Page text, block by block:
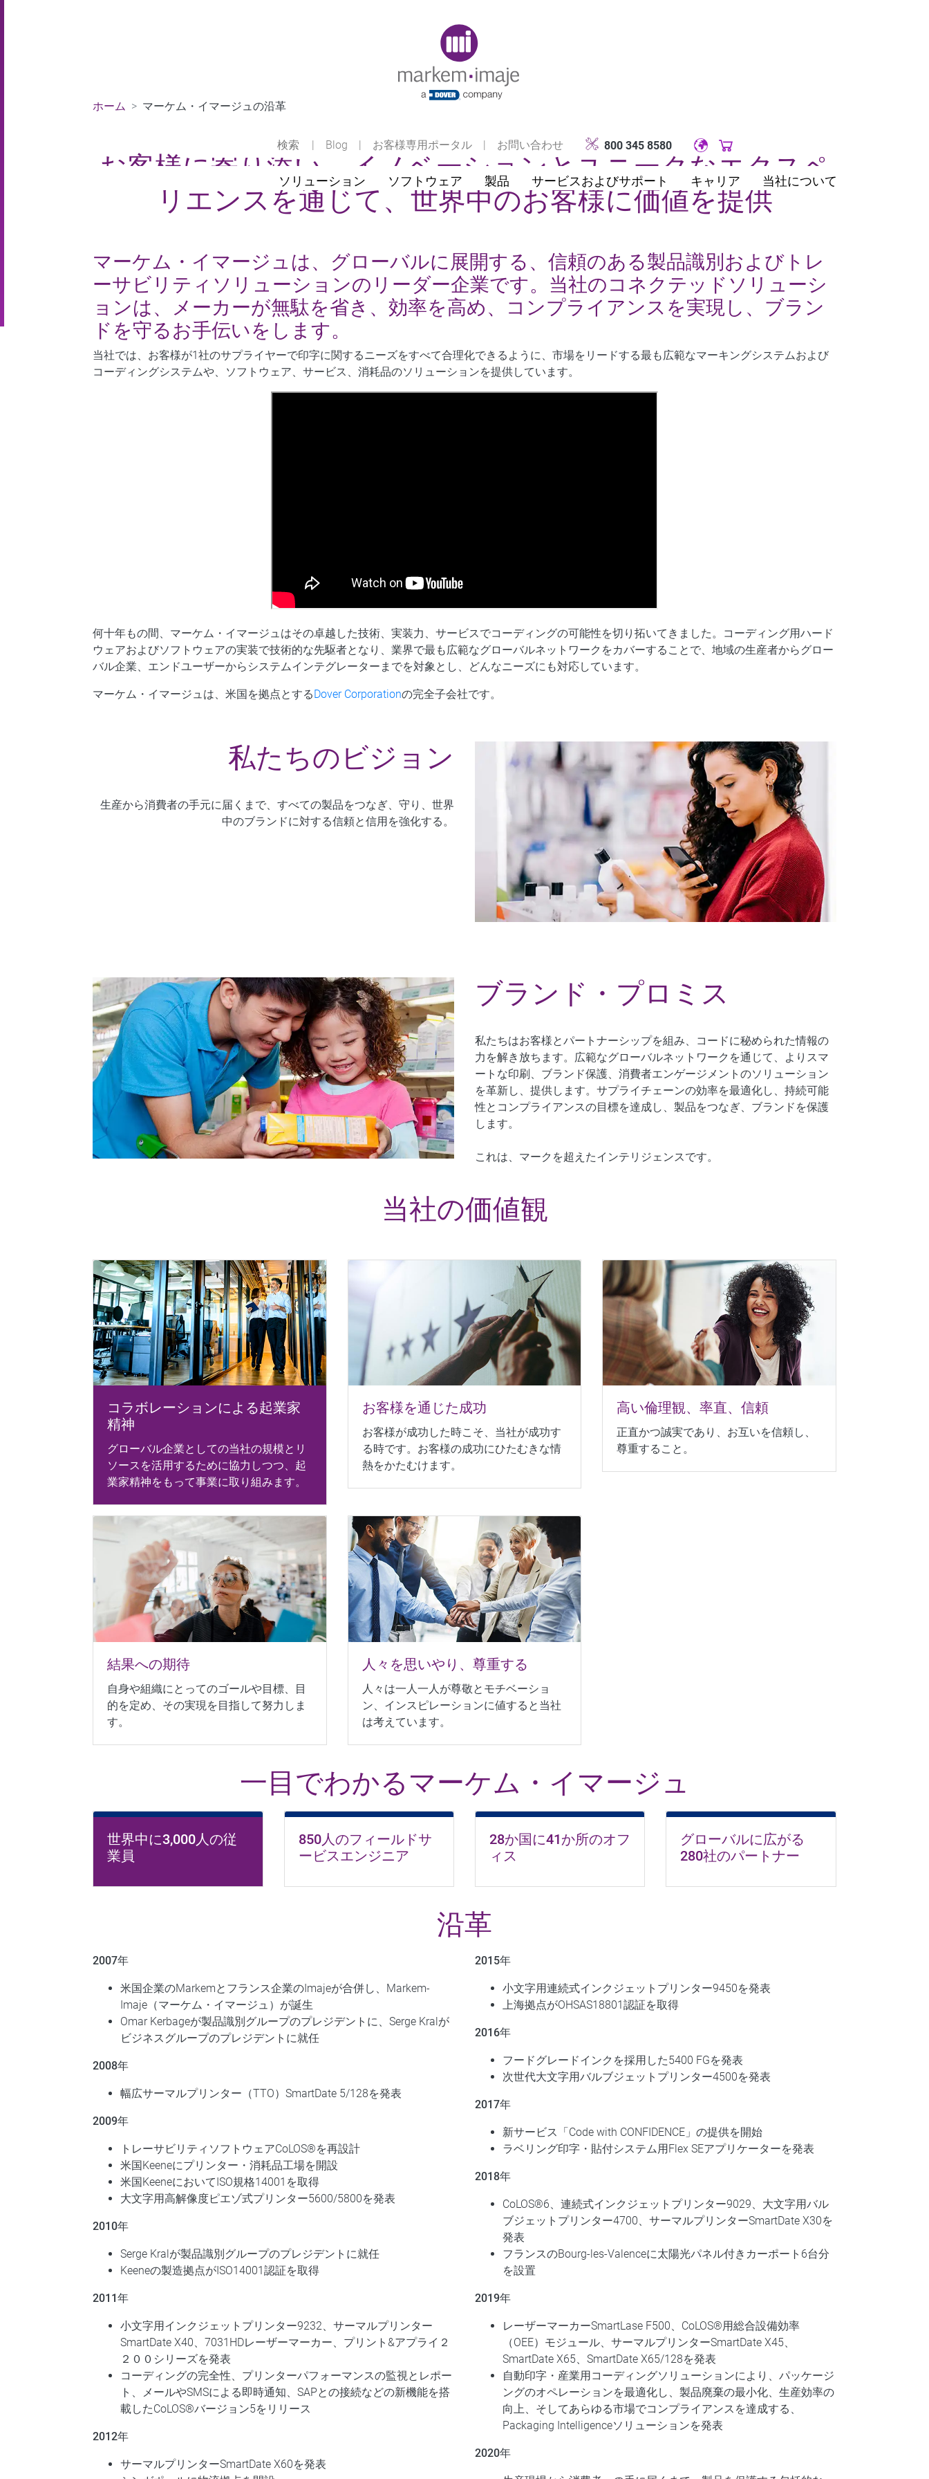
| Blog | お客様専用ポータル | お問い合わせ 800 345 8580 Original image URL link
ソリューション ソフトウェア 製品 サービスおよびサポート キャリア 当社について
ホーム マーケム・イマージュの沿革
お客様に寄り添い、イノベーションとユニークなエクスペ
リエンスを通じて、世界中のお客様に価値を提供
マーケム・イマージュは、グローバルに展開する、信頼のある製品識別およびトレ
ーサビリティソリューションのリーダー企業です。当社のコネクテッドソリューシ
ョンは、メーカーが無駄を省き、効率を高め、コンプライアンスを実現し、ブラン
ドを守るお手伝いをします。
当社では、お客様が1社のサプライヤーで印字に関するニーズをすべて合理化できるように、市場をリードする最も広範なマーキングシステムおよび
コーディングシステムや、ソフトウェア、サービス、消耗品のソリューションを提供しています。
何十年もの間、マーケム・イマージュはその卓越した技術、実装力、サービスでコーディングの可能性を切り拓いてきました。コーディング用ハード
ウェアおよびソフトウェアの実装で技術的な先駆者となり、業界で最も広範なグローバルネットワークをカバーすることで、地域の生産者からグロー
バル企業、エンドユーザーからシステムインテグレーターまでを対象とし、どんなニーズにも対応しています。
マーケム・イマージュは、米国を拠点とするDover Corporationの完全子会社です。
私たちのビジョン
生産から消費者の手元に届くまで、すべての製品をつなぎ、守り、世界
中のブランドに対する信頼と信用を強化する。
ブランド・プロミス
私たちはお客様とパートナーシップを組み、コードに秘められた情報の
力を解き放ちます。広範なグローバルネットワークを通じて、よりスマ
ートな印刷、ブランド保護、消費者エンゲージメントのソリューション
を革新し、提供します。サプライチェーンの効率を最適化し、持続可能
性とコンプライアンスの目標を達成し、製品をつなぎ、ブランドを保護
します。
これは、マークを超えたインテリジェンスです。
当社の価値観
コラボレーションによる起業家
精神
グローバル企業としての当社の規模とリ
ソースを活用するために協力しつつ、起
業家精神をもって事業に取り組みます。
お客様を通じた成功
お客様が成功した時こそ、当社が成功す
る時です。お客様の成功にひたむきな情
熱をかたむけます。
高い倫理観、率直、信頼
正直かつ誠実であり、お互いを信頼し、
尊重すること。
結果への期待
自身や組織にとってのゴールや目標、目
的を定め、その実現を目指して努力しま
す。
人々を思いやり、尊重する
人々は一人一人が尊敬とモチベーショ
ン、インスピレーションに値すると当社
は考えています。
一目でわかるマーケム・イマージュ
世界中に3,000人の従
業員
850人のフィールドサ
ービスエンジニア
28か国に41か所のオフ
ィス
グローバルに広がる
280社のパートナー
沿革
2007年
米国企業のMarkemとフランス企業のImajeが合併し、Markem-
Imaje（マーケム・イマージュ）が誕生
Omar Kerbageが製品識別グループのプレジデントに、Serge Kralが
ビジネスグループのプレジデントに就任
2008年
幅広サーマルプリンター（TTO）SmartDate 5/128を発表
2009年
トレーサビリティソフトウェアCoLOS®を再設計
米国Keeneにプリンター・消耗品工場を開設
米国KeeneにおいてISO規格14001を取得
大文字用高解像度ピエゾ式プリンター5600/5800を発表
2010年
Serge Kralが製品識別グループのプレジデントに就任
Keeneの製造拠点がISO14001認証を取得
2011年
小文字用インクジェットプリンター9232、サーマルプリンター
SmartDate X40、7031HDレーザーマーカー、プリント&アプライ２
２００シリーズを発表
コーディングの完全性、プリンターパフォーマンスの監視とレポー
ト、メールやSMSによる即時通知、SAPとの接続などの新機能を搭
載したCoLOS®バージョン5をリリース
2012年
サーマルプリンターSmartDate X60を発表
2015年
小文字用連続式インクジェットプリンター9450を発表
上海拠点がOHSAS18801認証を取得
2016年
フードグレードインクを採用した5400 FGを発表
次世代大文字用バルブジェットプリンター4500を発表
2017年
新サービス「Code with CONFIDENCE」の提供を開始
ラベリング印字・貼付システム用Flex SEアプリケーターを発表
2018年
CoLOS®6、連続式インクジェットプリンター9029、大文字用バル
ブジェットプリンター4700、サーマルプリンターSmartDate X30を
発表
フランスのBourg-les-Valenceに太陽光パネル付きカーポート6台分
を設置
2019年
レーザーマーカーSmartLase F500、CoLOS®用総合設備効率
（OEE）モジュール、サーマルプリンターSmartDate X45、
SmartDate X65、SmartDate X65/128を発表
自動印字・産業用コーディングソリューションにより、パッケージ
ングのオペレーションを最適化し、製品廃棄の最小化、生産効率の
向上、そしてあらゆる市場でコンプライアンスを達成する、
Packaging Intelligenceソリューションを発表
2020年